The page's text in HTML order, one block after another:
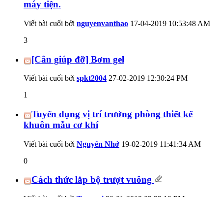
máy tiện.
Viết bài cuối bởi nguyenvanthao 17-04-2019 10:53:48 AM
3
[Cân giúp đỡ] Bơm gel
Viết bài cuối bởi spkt2004 27-02-2019 12:30:24 PM
1
Tuyển dụng vị trí trưởng phòng thiết kế
khuôn mẫu cơ khí
Viết bài cuối bởi Nguyên Nhớ 19-02-2019 11:41:34 AM
0
Cách thức lắp bộ trượt vuông